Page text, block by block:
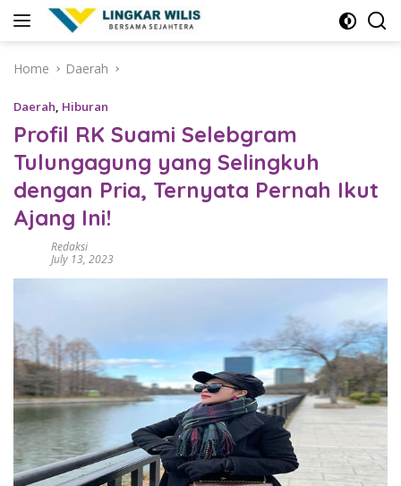
Home
Daerah
Daerah, Hiburan
Profil RK Suami Selebgram
Tulungagung yang Selingkuh
dengan Pria, Ternyata Pernah Ikut
Ajang Ini!
Redaksi
July 13, 2023